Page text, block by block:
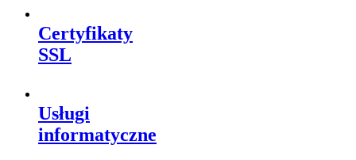
Certyfikaty
SSL
Usługi
informatyczne